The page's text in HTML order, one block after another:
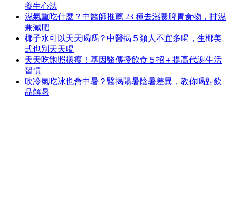
養生心法
濕氣重吃什麼？中醫師推薦 23 種去濕養脾胃食物，排濕
兼減肥
椰子水可以天天喝嗎？中醫揭５類人不宜多喝，生椰美
式也別天天喝
天天吃飽照樣瘦！基因醫傳授飲食５招＋提高代謝生活
習慣
吹冷氣吃冰也會中暑？醫揭陽暑陰暑差異，教你喝對飲
品解暑